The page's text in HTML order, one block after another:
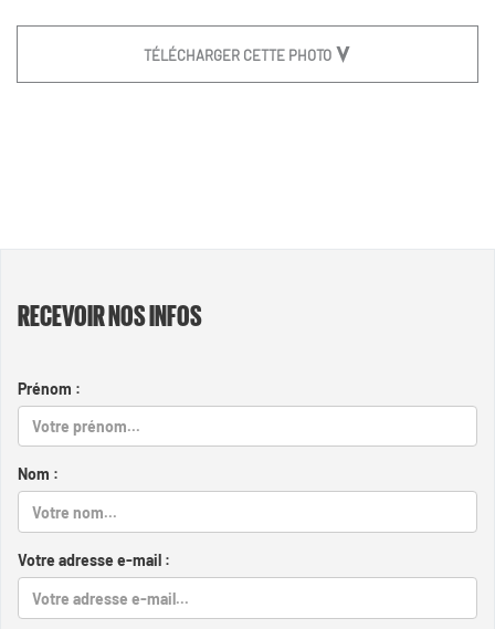
TÉLÉCHARGER CETTE PHOTO
RECEVOIR NOS INFOS
Prénom :
Nom :
Votre adresse e-mail :